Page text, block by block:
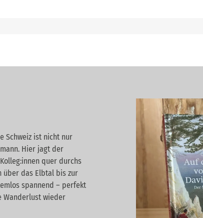
Schweiz ist nicht nur
Hier jagt der
quer durchs
über das Elbtal bis zur
spannend – perfekt
Wanderlust wieder